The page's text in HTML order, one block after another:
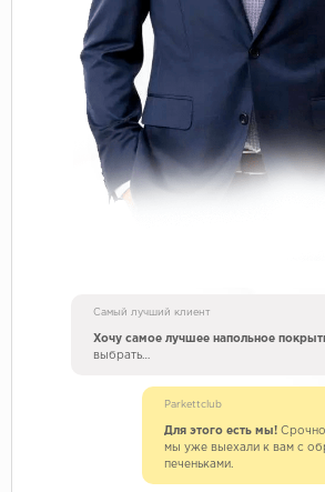
Самый лучший клиент
Хочу самое лучшее напольное
выбрать…
Parkettclub
Для этого есть мы! Срочно
мы уже выехали к вам с
печеньками.